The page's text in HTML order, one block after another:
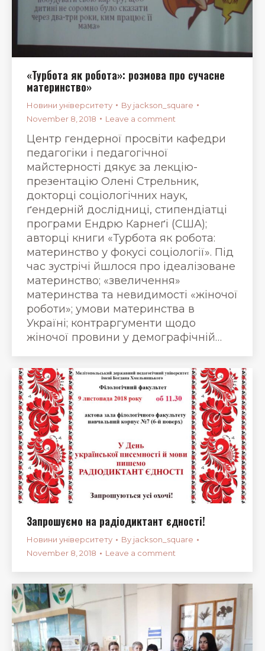
«Турбота як робота»: розмова про сучасне
материнство»
Новини університету By jackson_square
November 8, 2018
Leave a comment
Центр гендерної просвіти кафедри
педагогіки і педагогічної
майстерності дякує за лекцію-
презентацію Олені Стрельник,
докторці соціологічних наук,
ґендерній дослідниці, стипендіатці
програми Ендрю Карнеґі (США);
авторці книги «Турбота як робота:
материнство у фокусі соціології». Під
час зустрічі йшлося про ідеалізоване
материнство; «звеличення»
материнства та невидимості «жіночої
роботи»; умови материнства в
Україні; контраргументи щодо
жіночої провини у демографічній…
Запрошуємо на радіодиктант єдності!
Новини університету By jackson_square
November 8, 2018
Leave a comment